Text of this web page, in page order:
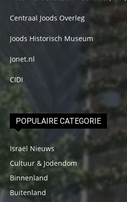
Centraal Joods Overleg
Joods Historisch Museum
Jonet.nl
CIDI
POPULAIRE CATEGORIE
Israël Nieuws
Cultuur & Jodendom
Binnenland
Buitenland